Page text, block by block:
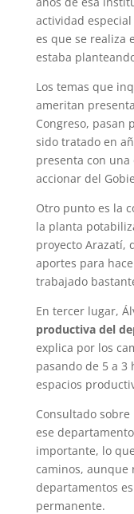
actividad especial
es que se realiza
estaba
Los temas que
ameritan
Congreso, pasan
sido tratado en
presenta con
accionar del
Otro punto es la
la planta
proyecto Arazatí,
aportes para
trabajado
En tercer lugar,
productiva del
explica por los
pasando de 5 a
espacios
Consultado sobre
ese
importante, lo
caminos, aunque
departamentos
permanente.